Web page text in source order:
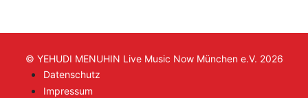
© YEHUDI MENUHIN Live Music Now München e.V. 2026
Datenschutz
Impressum